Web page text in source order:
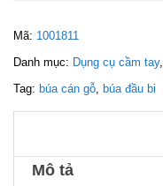
Mã: 1001811
Danh mục: Dụng cụ cầm tay,
Tag: búa cán gỗ, búa đầu bi
Mô tả